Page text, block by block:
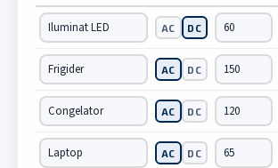
AC DC
AC DC
AC DC
AC DC